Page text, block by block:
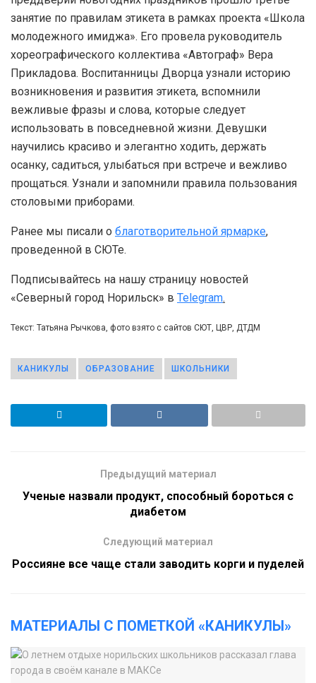
занятие по правилам этикета в рамках проекта «Школа
молодежного имиджа». Его провела руководитель
хореографического коллектива «Автограф» Вера
Прикладова. Воспитанницы Дворца узнали историю
возникновения и развития этикета, вспомнили
вежливые фразы и слова, которые следует
использовать в повседневной жизни. Девушки
научились красиво и элегантно ходить, держать
осанку, садиться, улыбаться при встрече и вежливо
прощаться. Узнали и запомнили правила пользования
столовыми приборами.
Ранее мы писали о благотворительной ярмарке,
проведенной в СЮТе.
Подписывайтесь на нашу страницу новостей
«Северный город Норильск» в Telegram.
Текст: Татьяна Рычкова, фото взято с сайтов СЮТ, ЦВР, ДТДМ
КАНИКУЛЫ ОБРАЗОВАНИЕ ШКОЛЬНИКИ
Предыдущий материал
Ученые назвали продукт, способный бороться с
диабетом
Следующий материал
Россияне все чаще стали заводить корги и пуделей
МАТЕРИАЛЫ С ПОМЕТКОЙ «КАНИКУЛЫ»